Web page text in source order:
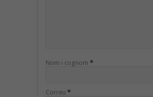
Nom i cognom *
Correu *